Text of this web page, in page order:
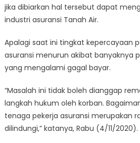
jika dibiarkan hal tersebut dapat
industri asuransi Tanah Air.
Apalagi saat ini tingkat kepercayaan
asuransi menurun akibat banyaknya
yang mengalami gagal bayar.
“Masalah ini tidak boleh dianggap
langkah hukum oleh korban.
tenaga pekerja asuransi merupakan
dilindungi,” katanya, Rabu (4/11/2020).